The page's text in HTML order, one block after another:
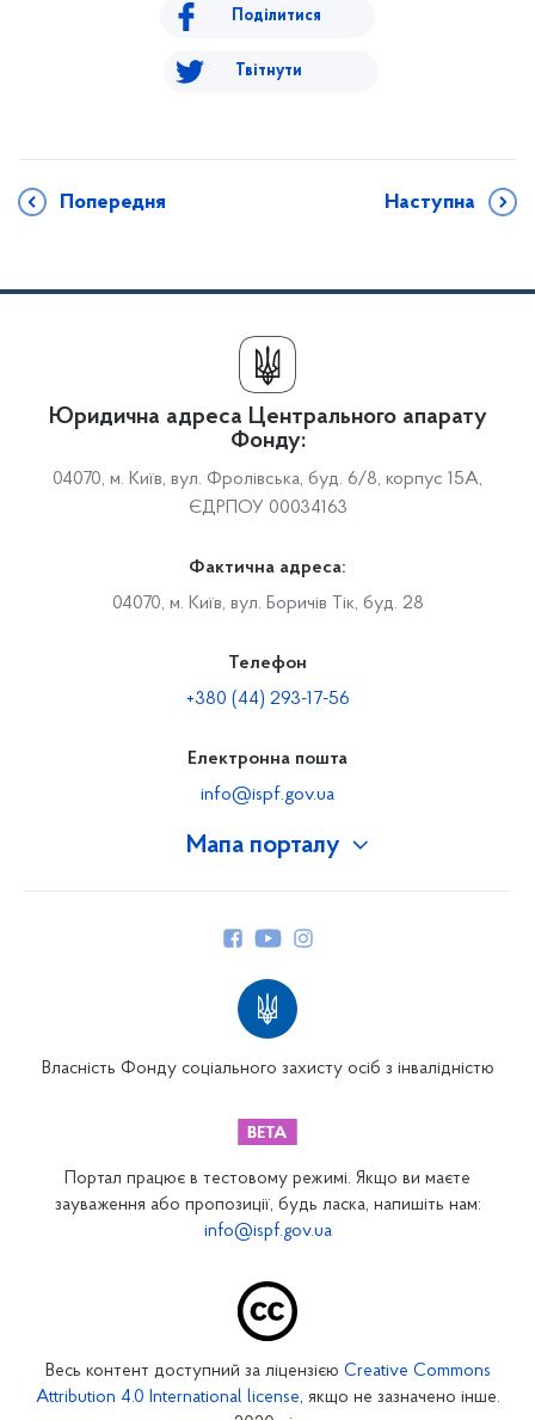
Поділитися
Твітнути
Попередня Наступна
Мапа порталу
Закарпатське відділення
Запорізьке відділення
Кіровоградське відділення
Юридична адреса Центрального апарату
Фонду:
04070, м. Київ, вул. Фролівська, буд. 6/8, корпус 15А,
ЄДРПОУ 00034163
Фактична адреса:
04070, м. Київ, вул. Боричів Тік, буд. 28
Телефон
+380 (44) 293-17-56
Електронна пошта
info@ispf.gov.ua
Власність Фонду соціального захисту осіб з інвалідністю
Портал працює в тестовому режимі. Якщо ви маєте
зауваження або пропозиції, будь ласка, напишіть нам:
info@ispf.gov.ua
Весь контент доступний за ліцензією Creative Commons
Attribution 4.0 International license, якщо не зазначено інше.